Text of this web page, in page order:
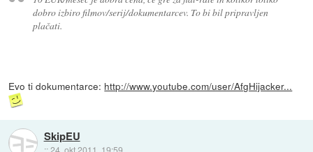
dobro izbiro filmov/serij/dokumentarcev. To bi bil pripravljen
plačati.
Evo ti dokumentarce: http://www.youtube.com/user/AfgHijacker...
SkipEU
::24. okt 2011, 19:59